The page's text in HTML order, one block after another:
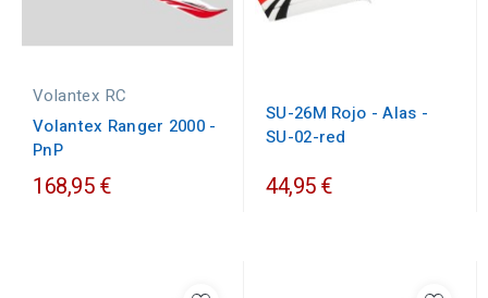
Volantex RC
Volantex Ranger 2000 -
PnP
168,95 €
SU-26M Rojo - Alas -
SU-02-red
44,95 €